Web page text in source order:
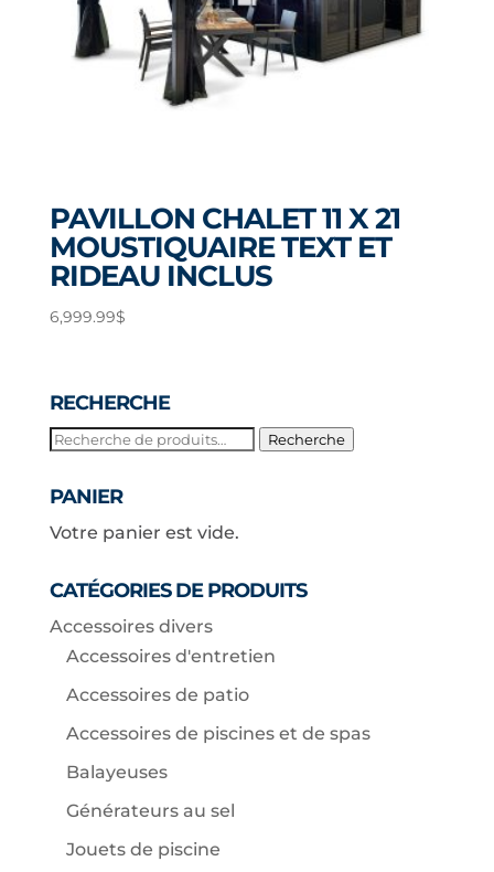
PAVILLON CHALET 11 X 21
MOUSTIQUAIRE TEXT ET
RIDEAU INCLUS
6,999.99$
RECHERCHE
Recherche
Recherche
PANIER
Votre panier est vide.
CATÉGORIES DE PRODUITS
Accessoires divers
Accessoires d'entretien
Accessoires de patio
Accessoires de piscines et de spas
Balayeuses
Générateurs au sel
Jouets de piscine